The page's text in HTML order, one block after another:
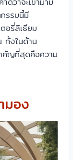
รรมนี้มี
อรี่ลิเธียม
ทั้งในด้าน
ำคัญที่สุดคือความ
มอง